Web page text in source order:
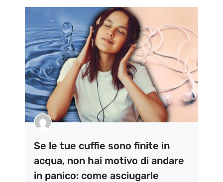
Se le tue cuffie sono finite in
acqua, non hai motivo di andare
in panico: come asciugarle